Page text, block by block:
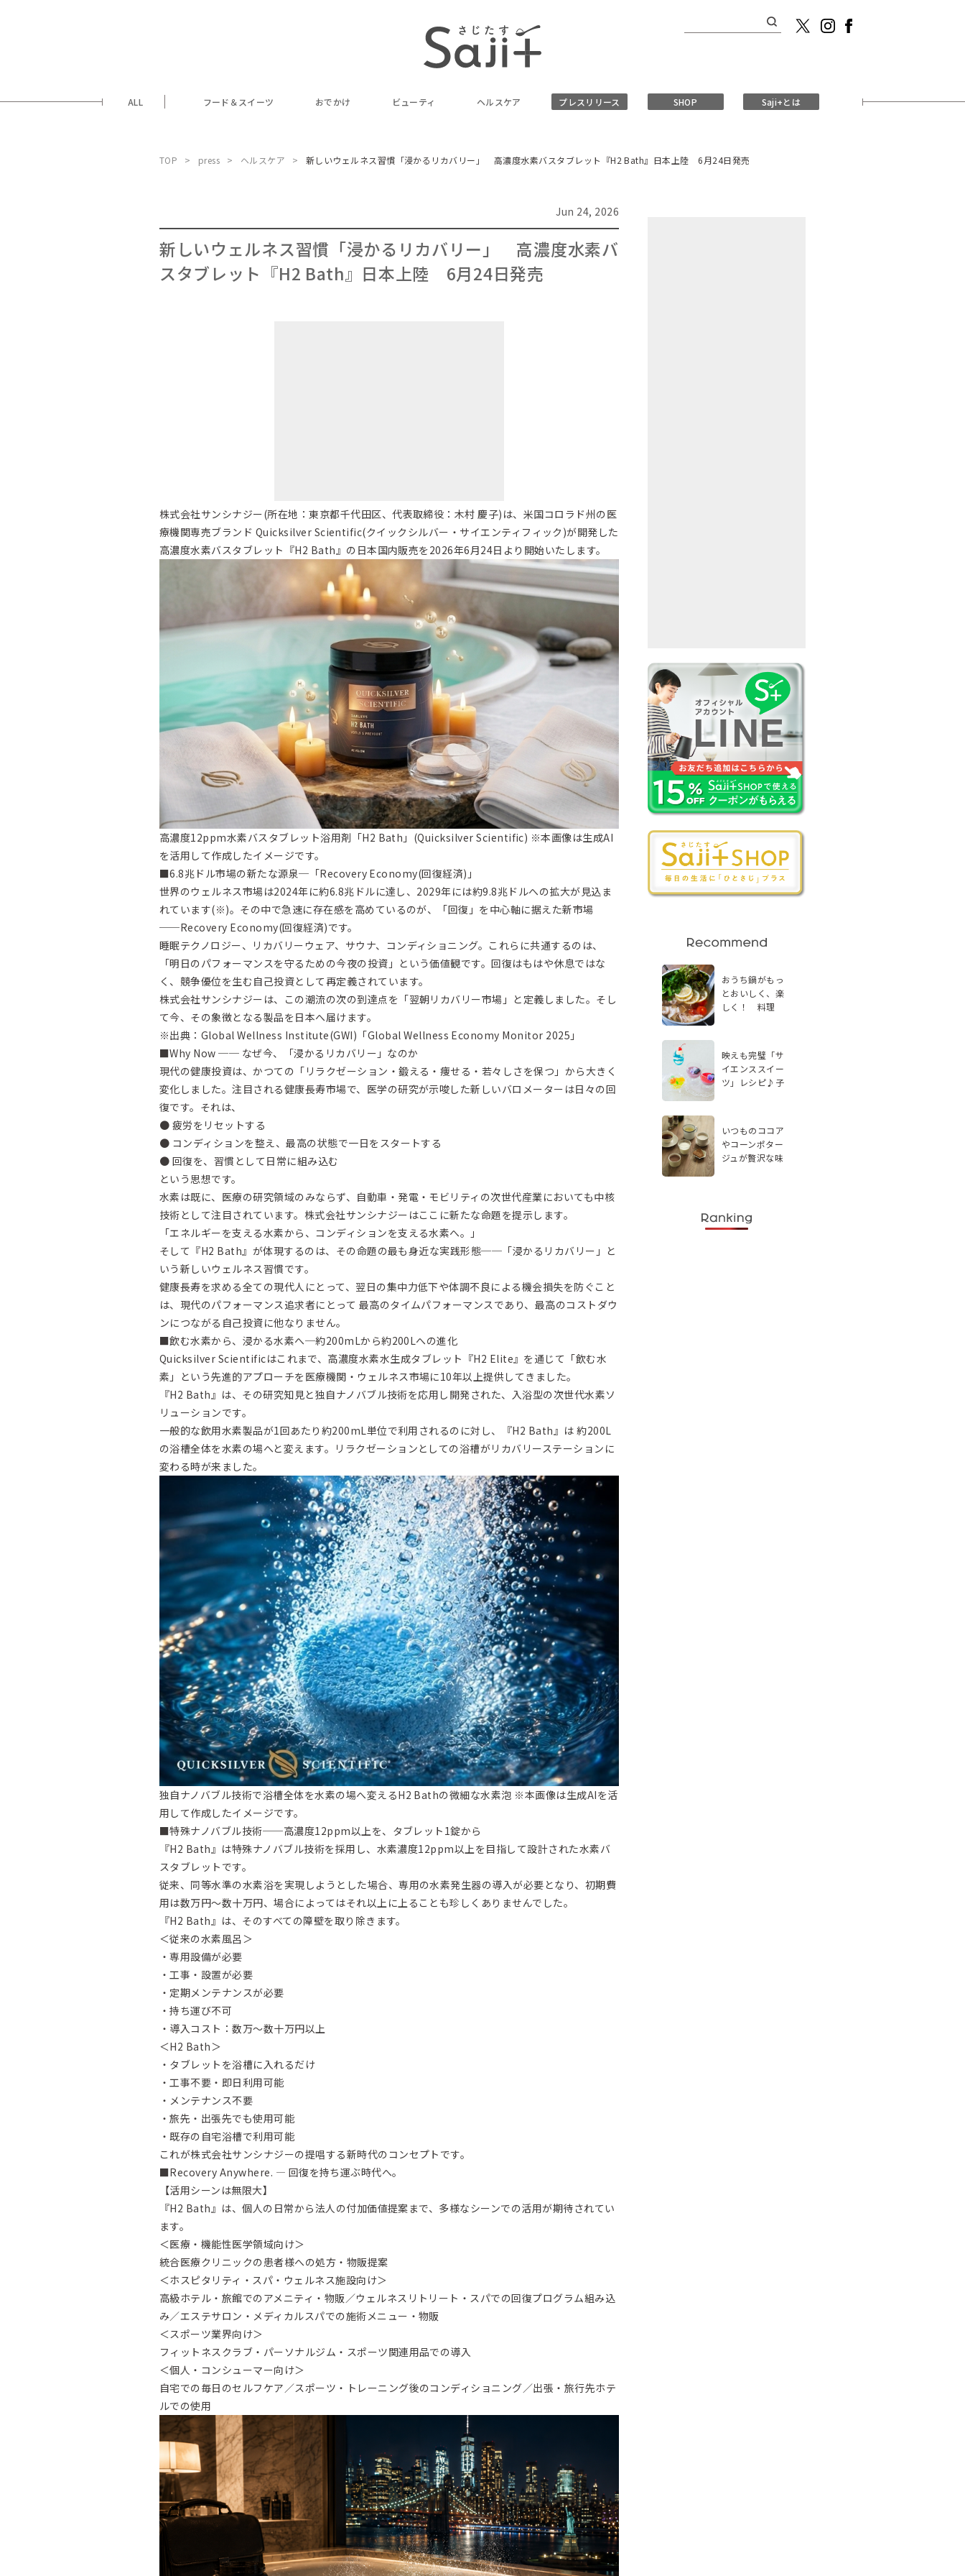
ALL フード＆スイーツ おでかけ ビューティ ヘルスケア プレスリリース SHOP Saji+とは
TOP press ヘルスケア 新しいウェルネス習慣「浸かるリカバリー」 高濃度水素バスタブレット『H2 Bath』日本上陸 6月24日発売
Jun 24, 2026
新しいウェルネス習慣「浸かるリカバリー」 高濃度水素バ
スタブレット『H2 Bath』日本上陸 6月24日発売
株式会社サンシナジー(所在地：東京都千代田区、代表取締役：木村 慶子)は、米国コロラド州の医
療機関専売ブランド Quicksilver Scientific(クイックシルバー・サイエンティフィック)が開発した
高濃度水素バスタブレット『H2 Bath』の日本国内販売を2026年6月24日より開始いたします。
高濃度12ppm水素バスタブレット浴用剤「H2 Bath」(Quicksilver Scientific) ※本画像は生成AI
を活用して作成したイメージです。
■6.8兆ドル市場の新たな源泉─「Recovery Economy(回復経済)」
世界のウェルネス市場は2024年に約6.8兆ドルに達し、2029年には約9.8兆ドルへの拡大が見込ま
れています(※)。その中で急速に存在感を高めているのが、「回復」を中心軸に据えた新市場
──Recovery Economy(回復経済)です。
睡眠テクノロジー、リカバリーウェア、サウナ、コンディショニング。これらに共通するのは、
「明日のパフォーマンスを守るための今夜の投資」という価値観です。回復はもはや休息ではな
く、競争優位を生む自己投資として再定義されています。
株式会社サンシナジーは、この潮流の次の到達点を「翌朝リカバリー市場」と定義しました。そし
て今、その象徴となる製品を日本へ届けます。
※出典：Global Wellness Institute(GWI)「Global Wellness Economy Monitor 2025」
■Why Now ── なぜ今、「浸かるリカバリー」なのか
現代の健康投資は、かつての「リラクゼーション・鍛える・痩せる・若々しさを保つ」から大きく
変化しました。注目される健康長寿市場で、医学の研究が示唆した新しいバロメーターは日々の回
復です。それは、
● 疲労をリセットする
● コンディションを整え、最高の状態で一日をスタートする
● 回復を、習慣として日常に組み込む
という思想です。
水素は既に、医療の研究領域のみならず、自動車・発電・モビリティの次世代産業においても中核
技術として注目されています。株式会社サンシナジーはここに新たな命題を提示します。
「エネルギーを支える水素から、コンディションを支える水素へ。」
そして『H2 Bath』が体現するのは、その命題の最も身近な実践形態──「浸かるリカバリー」と
いう新しいウェルネス習慣です。
健康長寿を求める全ての現代人にとって、翌日の集中力低下や体調不良による機会損失を防ぐこと
は、現代のパフォーマンス追求者にとって 最高のタイムパフォーマンスであり、最高のコストダウ
ンにつながる自己投資に他なりません。
■飲む水素から、浸かる水素へ─約200mLから約200Lへの進化
Quicksilver Scientificはこれまで、高濃度水素水生成タブレット『H2 Elite』を通じて「飲む水
素」という先進的アプローチを医療機関・ウェルネス市場に10年以上提供してきました。
『H2 Bath』は、その研究知見と独自ナノバブル技術を応用し開発された、入浴型の次世代水素ソ
リューションです。
一般的な飲用水素製品が1回あたり約200mL単位で利用されるのに対し、『H2 Bath』は 約200L
の浴槽全体を水素の場へと変えます。リラクゼーションとしての浴槽がリカバリーステーションに
変わる時が来ました。
独自ナノバブル技術で浴槽全体を水素の場へ変えるH2 Bathの微細な水素泡 ※本画像は生成AIを活
用して作成したイメージです。
■特殊ナノバブル技術──高濃度12ppm以上を、タブレット1錠から
『H2 Bath』は特殊ナノバブル技術を採用し、水素濃度12ppm以上を目指して設計された水素バ
スタブレットです。
従来、同等水準の水素浴を実現しようとした場合、専用の水素発生器の導入が必要となり、初期費
用は数万円～数十万円、場合によってはそれ以上に上ることも珍しくありませんでした。
『H2 Bath』は、そのすべての障壁を取り除きます。
＜従来の水素風呂＞
・専用設備が必要
・工事・設置が必要
・定期メンテナンスが必要
・持ち運び不可
・導入コスト：数万～数十万円以上
＜H2 Bath＞
・タブレットを浴槽に入れるだけ
・工事不要・即日利用可能
・メンテナンス不要
・旅先・出張先でも使用可能
・既存の自宅浴槽で利用可能
これが株式会社サンシナジーの提唱する新時代のコンセプトです。
■Recovery Anywhere. ― 回復を持ち運ぶ時代へ。
【活用シーンは無限大】
『H2 Bath』は、個人の日常から法人の付加価値提案まで、多様なシーンでの活用が期待されてい
ます。
＜医療・機能性医学領域向け＞
統合医療クリニックの患者様への処方・物販提案
＜ホスピタリティ・スパ・ウェルネス施設向け＞
高級ホテル・旅館でのアメニティ・物販／ウェルネスリトリート・スパでの回復プログラム組み込
み／エステサロン・メディカルスパでの施術メニュー・物販
＜スポーツ業界向け＞
フィットネスクラブ・パーソナルジム・スポーツ関連用品での導入
＜個人・コンシューマー向け＞
自宅での毎日のセルフケア／スポーツ・トレーニング後のコンディショニング／出張・旅行先ホテ
ルでの使用
おうち鍋がもっ
とおいしく、楽
しく！ 料理
映えも完璧「サ
イエンススイー
ツ」レシピ♪子
いつものココア
やコーンポター
ジュが贅沢な味